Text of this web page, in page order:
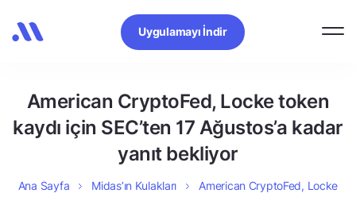
Uygulamayı İndir
American CryptoFed, Locke token
kaydı için SEC’ten 17 Ağustos’a kadar
yanıt bekliyor
Ana Sayfa Midas’ın Kulakları
American CryptoFed, Locke